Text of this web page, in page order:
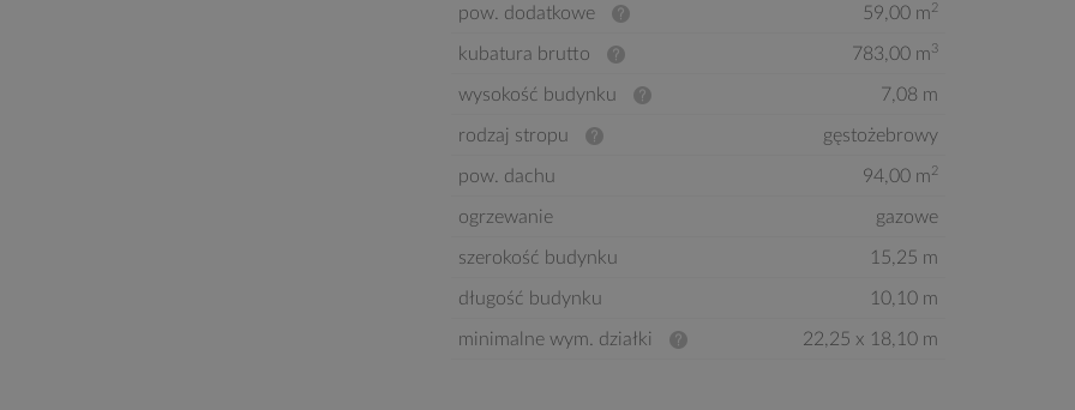
pow. dodatkowe 59,00 m2
kubatura brutto 783,00 m3
wysokość budynku 7,08 m
rodzaj stropu gęstożebrowy
pow. dachu 94,00 m2
ogrzewanie gazowe
szerokość budynku 15,25 m
długość budynku 10,10 m
minimalne wym. działki 22,25 x 18,10 m